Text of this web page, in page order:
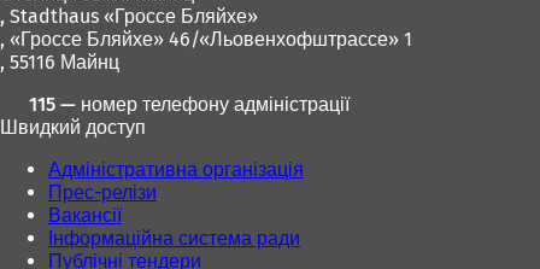
, Stadthaus «Гроссе Бляйхе»
, «Гроссе Бляйхе» 46/«Льовенхофштрассе» 1
, 55116 Майнц
115 — номер телефону адміністрації
Швидкий доступ
Адміністративна організація
Прес-релізи
Вакансії
Інформаційна система ради
Публічні тендери